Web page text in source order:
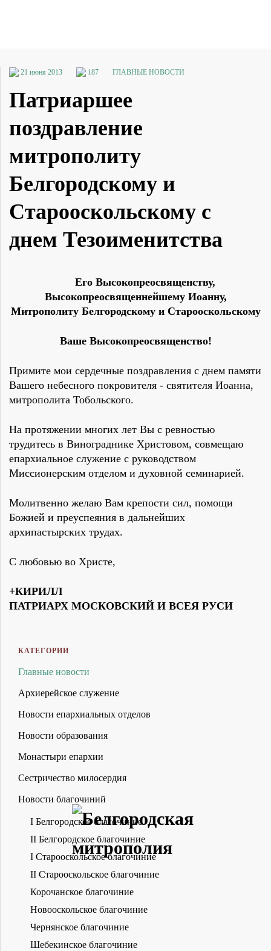
21 июня 2013 187 ГЛАВНЫЕ НОВОСТИ
Патриаршее
поздравление
митрополиту
Белгородскому и
Старооскольскому с
днем Тезоименитства
Его Высокопреосвященству,
Высокопреосвященнейшему Иоанну,
Митрополиту Белгородскому и Старооскольскому
Ваше Высокопреосвященство!
Примите мои сердечные поздравления с днем памяти
Вашего небесного покровителя - святителя Иоанна,
митрополита Тобольского.
На протяжении многих лет Вы с ревностью
трудитесь в Винограднике Христовом, совмещаю
епархиальное служение с руководством
Миссионерским отделом и духовной семинарией.
Молитвенно желаю Вам крепости сил, помощи
Божией и преуспеяния в дальнейших
архипастырских трудах.
С любовью во Христе,
+КИРИЛЛ
ПАТРИАРХ МОСКОВСКИЙ И ВСЕЯ РУСИ
КАТЕГОРИИ
Главные новости
Архиерейское служение
Новости епархиальных отделов
Новости образования
Монастыри епархии
Сестричество милосердия
Новости благочиний
I Белгородское благочиние
II Белгородское благочиние
I Старооскольское благочиние
II Старооскольское благочиние
Корочанское благочиние
Новооскольское благочиние
Чернянское благочиние
Шебекинское благочиние